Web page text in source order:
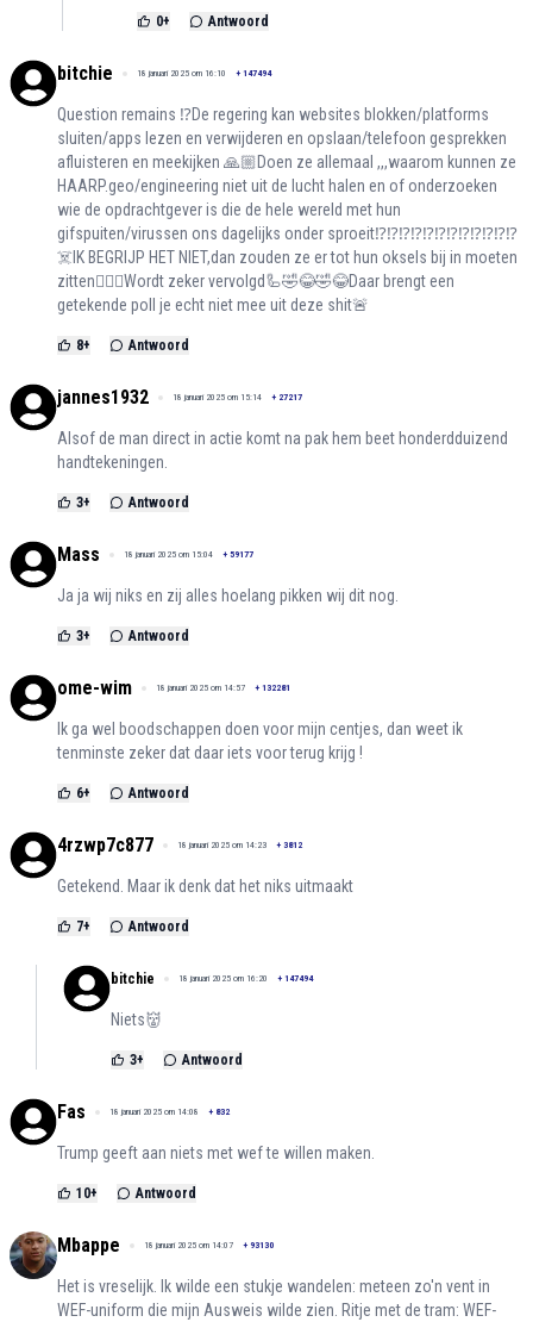
0+ Antwoord
bitchie 18 januari 2025 om 16:10 + 147494
Question remains ⁉️De regering kan websites blokken/platforms
sluiten/apps lezen en verwijderen en opslaan/telefoon gesprekken
afluisteren en meekijken 🙏🏼Doen ze allemaal ,,,waarom kunnen ze
HAARP.geo/engineering niet uit de lucht halen en of onderzoeken
wie de opdrachtgever is die de hele wereld met hun
gifspuiten/virussen ons dagelijks onder sproeit⁉️⁉️⁉️⁉️⁉️⁉️⁉️⁉️⁉️⁉️⁉️⁉️
☠️IK BEGRIJP HET NIET,dan zouden ze er tot hun oksels bij in moeten
zitten🤷🏻‍♀️Wordt zeker vervolgd🦾🤣😂🤣😂Daar brengt een
getekende poll je echt niet mee uit deze shit🚨
8+ Antwoord
jannes1932 18 januari 2025 om 15:14 + 27217
Alsof de man direct in actie komt na pak hem beet honderdduizend
handtekeningen.
3+ Antwoord
Mass 18 januari 2025 om 15:04 + 59177
Ja ja wij niks en zij alles hoelang pikken wij dit nog.
3+ Antwoord
ome-wim 18 januari 2025 om 14:57 + 132281
Ik ga wel boodschappen doen voor mijn centjes, dan weet ik
tenminste zeker dat daar iets voor terug krijg !
6+ Antwoord
4rzwp7c877 18 januari 2025 om 14:23 + 3812
Getekend. Maar ik denk dat het niks uitmaakt
7+ Antwoord
bitchie 18 januari 2025 om 16:20 + 147494
Niets👹
3+ Antwoord
Fas 18 januari 2025 om 14:08 + 832
Trump geeft aan niets met wef te willen maken.
10+ Antwoord
Mbappe 18 januari 2025 om 14:07 + 93130
Het is vreselijk. Ik wilde een stukje wandelen: meteen zo'n vent in
WEF-uniform die mijn Ausweis wilde zien. Ritje met de tram: WEF-